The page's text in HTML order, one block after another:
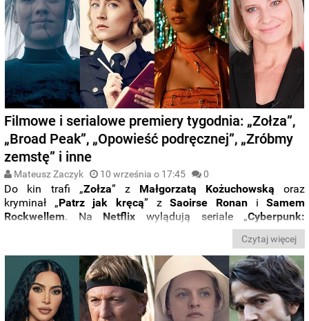
Filmowe i serialowe premiery tygodnia: „Zołza”,
„Broad Peak”, „Opowieść podręcznej”, „Zróbmy
zemstę” i inne
Mateusz Zaczyk 10 września o 17:45 0
Do kin trafi „Zołza” z Małgorzatą Kożuchowską oraz
kryminał „Patrz jak kręcą” zSaoirse RonaniSamem
Rockwellem. Na Netflix wylądują seriale „Cyberpunk:
Przeznaczenie: Saga Winx” oraz filmy
HBO Maxtrafi
natomiast piąty sezon serialu„Opowieść podręcznej”.Jak
dokładnie wyglądakalendarz premierna tydzieńod 12 do 18
września?Sprawdźcie,co obejrzećnaplatformach
streamingowych i w kinachw nowej odsłonie serii „Filmowe
premiery tygodnia”.
Czytaj więcej